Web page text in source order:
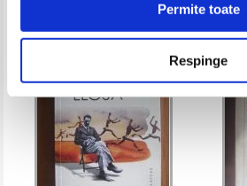
Permite toate
Respinge
-30%